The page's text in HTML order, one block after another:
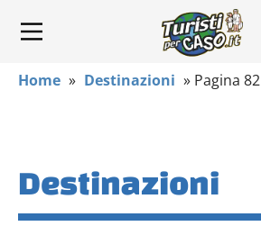
Home » Destinazioni » Pagina 82
Destinazioni